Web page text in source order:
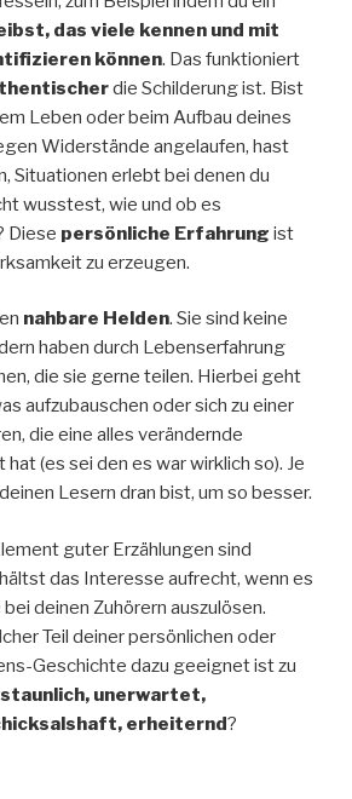
das viele kennen und mit
können. Das funktioniert
die Schilderung ist. Bist
Leben oder beim Aufbau deines
Widerstände angelaufen, hast
Situationen erlebt bei denen du
wusstest, wie und ob es
Diese persönliche Erfahrung ist
zu erzeugen.
nahbare Helden. Sie sind keine
haben durch Lebenserfahrung
die sie gerne teilen. Hierbei geht
aufzubauschen oder sich zu einer
die eine alles verändernde
(es sei den es war wirklich so). Je
Lesern dran bist, um so besser.
guter Erzählungen sind
das Interesse aufrecht, wenn es
deinen Zuhörern auszulösen.
Teil deiner persönlichen oder
Geschichte dazu geeignet ist zu
unerwartet,
erheiternd?